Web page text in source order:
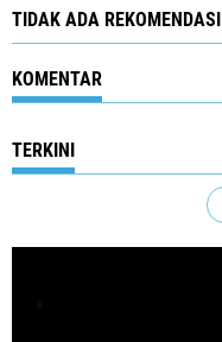
TIDAK ADA REKOMENDASI
KOMENTAR
TERKINI